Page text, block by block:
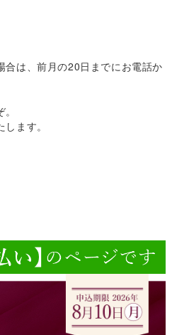
合は、前月の20日までにお電話か
ます。